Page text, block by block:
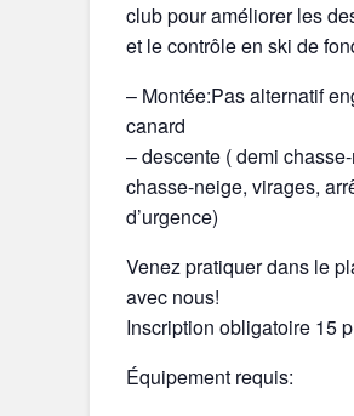
club pour améliorer les
et le contrôle en ski de
– Montée:Pas alternatif
canard
– descente ( demi
chasse-neige, virages,
d’urgence)
Venez pratiquer dans le
avec nous!
Inscription obligatoire 15
Équipement requis: